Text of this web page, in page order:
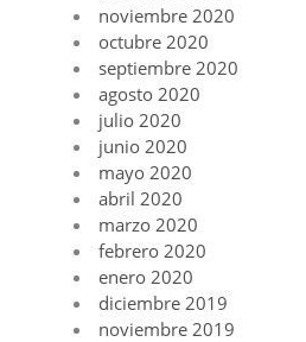
noviembre 2020
octubre 2020
septiembre 2020
agosto 2020
julio 2020
junio 2020
mayo 2020
abril 2020
marzo 2020
febrero 2020
enero 2020
diciembre 2019
noviembre 2019